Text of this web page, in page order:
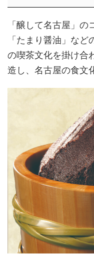
「醸して名古屋」
「たまり醤油」な
の喫茶文化を掛け合
造し、名古屋の食文